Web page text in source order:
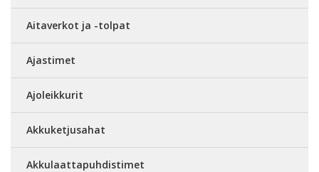
Aitaverkot ja -tolpat
Ajastimet
Ajoleikkurit
Akkuketjusahat
Akkulaattapuhdistimet